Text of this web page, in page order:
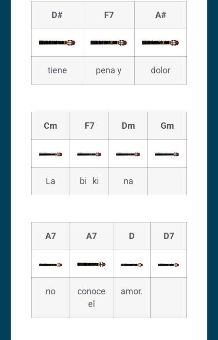
D# F7 A#
tiene pena y dolor
Cm F7 Dm Gm
La bi ki na
A7 A7 D D7
no
conoce
el
amor.